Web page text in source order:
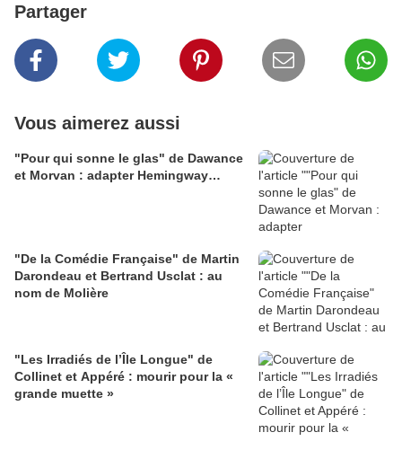
Partager
Vous aimerez aussi
"Pour qui sonne le glas" de Dawance
et Morvan : adapter Hemingway…
"De la Comédie Française" de Martin
Darondeau et Bertrand Usclat : au
nom de Molière
"Les Irradiés de l’Île Longue" de
Collinet et Appéré : mourir pour la «
grande muette »